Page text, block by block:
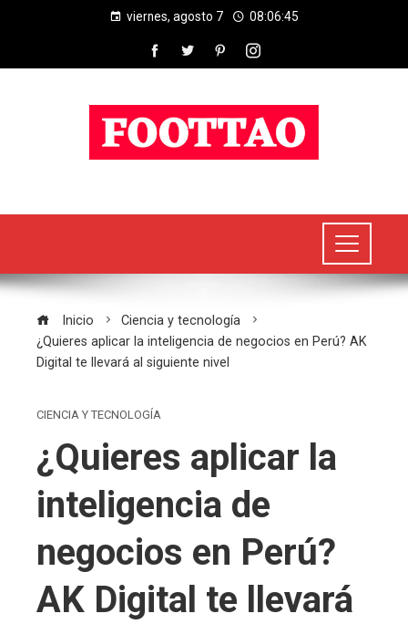
viernes, agosto 7 08:06:45
Inicio
Ciencia y tecnología
¿Quieres aplicar la inteligencia de negocios en Perú? AK
Digital te llevará al siguiente nivel
CIENCIA Y TECNOLOGÍA
¿Quieres aplicar la
inteligencia de
negocios en Perú?
AK Digital te llevará